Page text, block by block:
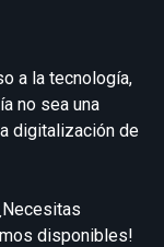
a la tecnología,
no sea una
digitalización de
disponibles!